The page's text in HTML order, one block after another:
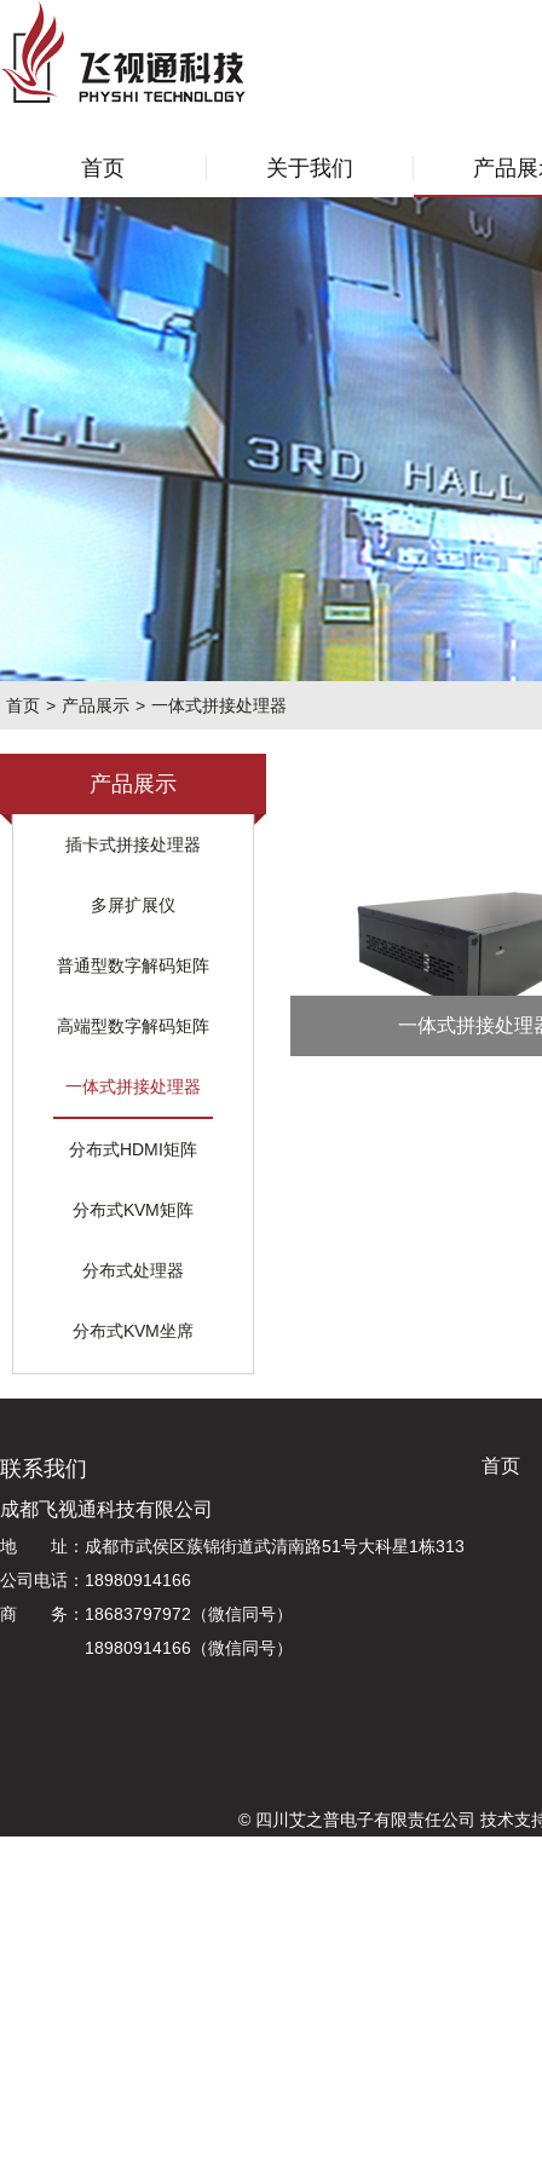
首页 关于我们 产品
首页 > 产品展示 > 一体式拼接处理器
产品展示
插卡式拼接处理器
多屏扩展仪
普通型数字解码矩阵
高端型数字解码矩阵
一体式拼接处理器
分布式HDMI矩阵
分布式KVM矩阵
分布式处理器
分布式KVM坐席
一体式拼接处理
联系我们
成都飞视通科技有限公司
地 址：成都市武侯区蔟锦街道武清南路51号大科星1栋313
公司电话：18980914166
商 务：18683797972（微信同号）
18980914166（微信同号）
首页
© 四川艾之普电子有限责任公司 技术支